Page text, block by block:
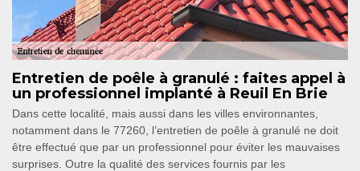
Entretien de poêle à granulé : faites appel à
un professionnel implanté à Reuil En Brie
Dans cette localité, mais aussi dans les villes environnantes,
notamment dans le 77260, l’entretien de poêle à granulé ne doit
être effectué que par un professionnel pour éviter les mauvaises
surprises. Outre la qualité des services fournis par les